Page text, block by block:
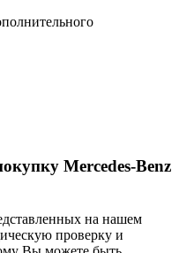
Mercedes-Benz
на нашем
проверку и